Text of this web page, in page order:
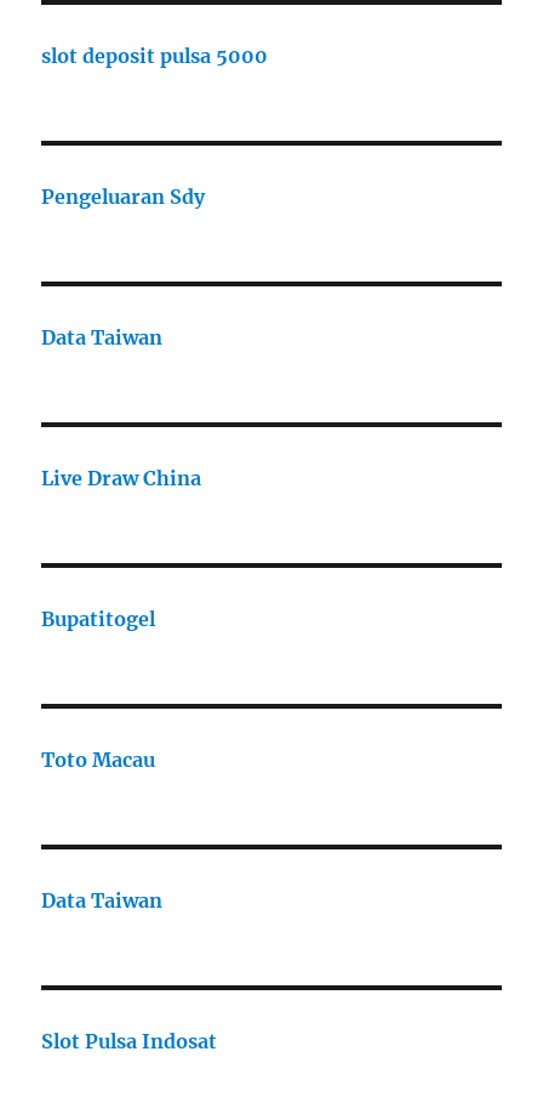
slot deposit pulsa 5000
Pengeluaran Sdy
Data Taiwan
Live Draw China
Bupatitogel
Toto Macau
Data Taiwan
Slot Pulsa Indosat